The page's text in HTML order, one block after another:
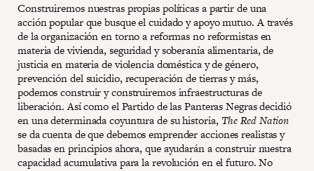
Construiremos nuestras propias políticas a partir de una
acción popular que busque el cuidado y apoyo mutuo. A través
de la organización en torno a reformas no reformistas en
materia de vivienda, seguridad y soberanía alimentaria, de
justicia en materia de violencia doméstica y de género,
prevención del suicidio, recuperación de tierras y más,
podemos construir y construiremos infraestructuras de
liberación. Así como el Partido de las Panteras Negras decidió
en una determinada coyuntura de su historia, The Red Nation
se da cuenta de que debemos emprender acciones realistas y
basadas en principios ahora, que ayudarán a construir nuestra
capacidad acumulativa para la revolución en el futuro. No